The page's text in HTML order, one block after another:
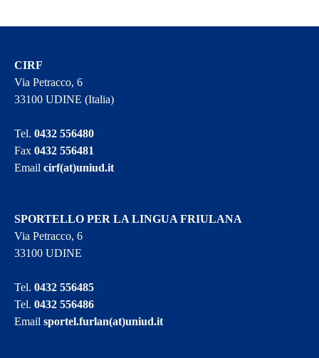
CIRF
Via Petracco, 6
33100 UDINE (Italia)
Tel.0432 556480
Fax0432 556481
Emailcirf(at)uniud.it
SPORTELLO PER LA LINGUA FRIULANA
Via Petracco, 6
33100 UDINE
Tel.0432 556485
Tel.0432 556486
Emailsportel.furlan(at)uniud.it